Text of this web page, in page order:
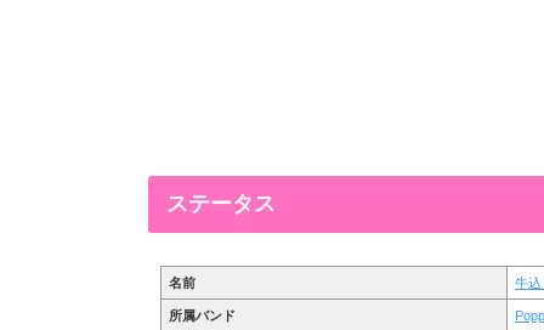
ステータス
名前 牛込
所属バンド